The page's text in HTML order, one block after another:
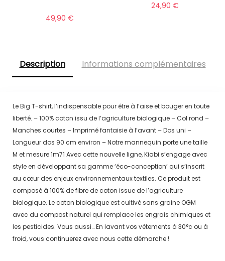
49,90€
24,90 €
Description Informations complémentaires
Le Big T-shirt, l’indispensable pour être à l’aise et bouger en toute
liberté. – 100% coton issu de l’agriculture biologique – Col rond –
Manches courtes – Imprimé fantaisie à l’avant – Dos uni –
Longueur dos 90 cm environ – Notre mannequin porte une taille
M et mesure 1m71 Avec cette nouvelle ligne, Kiabi s’engage avec
style en développant sa gamme ‘éco-conception’ qui s’inscrit
au cœur des enjeux environnementaux textiles. Ce produit est
composé à 100% de fibre de coton issue de l’agriculture
biologique. Le coton biologique est cultivé sans graine OGM
avec du compost naturel qui remplace les engrais chimiques et
les pesticides. Vous aussi… En lavant vos vêtements à 30°c ou à
froid, vous continuerez avec nous cette démarche !